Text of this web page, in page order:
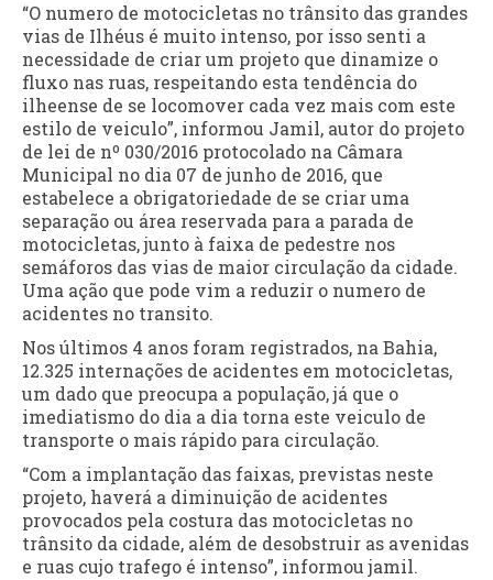
“O numero de motocicletas no trânsito das grandes
vias de Ilhéus é muito intenso, por isso senti a
necessidade de criar um projeto que dinamize o
fluxo nas ruas, respeitando esta tendência do
ilheense de se locomover cada vez mais com este
estilo de veiculo”, informou Jamil, autor do projeto
de lei de nº 030/2016 protocolado na Câmara
Municipal no dia 07 de junho de 2016, que
estabelece a obrigatoriedade de se criar uma
separação ou área reservada para a parada de
motocicletas, junto à faixa de pedestre nos
semáforos das vias de maior circulação da cidade.
Uma ação que pode vim a reduzir o numero de
acidentes no transito.
Nos últimos 4 anos foram registrados, na Bahia,
12.325 internações de acidentes em motocicletas,
um dado que preocupa a população, já que o
imediatismo do dia a dia torna este veiculo de
transporte o mais rápido para circulação.
“Com a implantação das faixas, previstas neste
projeto, haverá a diminuição de acidentes
provocados pela costura das motocicletas no
trânsito da cidade, além de desobstruir as avenidas
e ruas cujo trafego é intenso”, informou jamil.